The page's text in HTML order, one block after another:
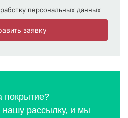
персональных данных
заявку
покрытие?
рассылку, и мы